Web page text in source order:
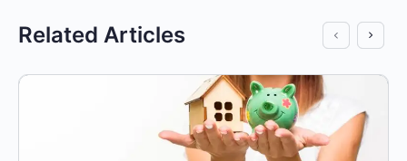
Related Articles